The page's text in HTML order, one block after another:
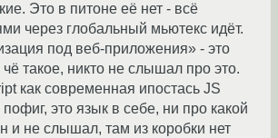
Это в питоне её нет - всё
через глобальный мьютекс идёт.
под веб-приложения» - это
такое, никто не слышал про это.
как современная ипостась JS
это язык в себе, ни про какой
и не слышал, там из коробки нет